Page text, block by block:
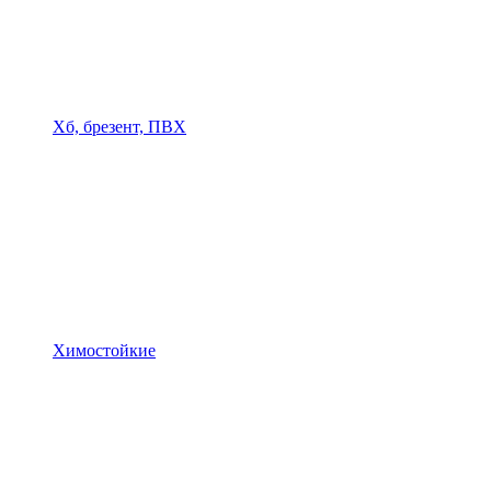
Хб, брезент, ПВХ
Химостойкие